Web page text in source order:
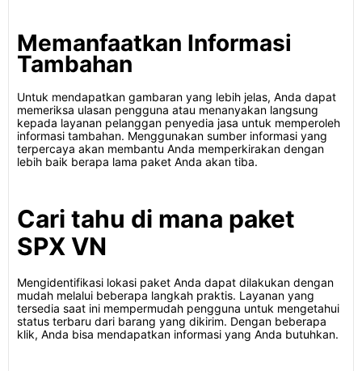
Memanfaatkan Informasi
Tambahan
Untuk mendapatkan gambaran yang lebih jelas, Anda dapat
memeriksa ulasan pengguna atau menanyakan langsung
kepada layanan pelanggan penyedia jasa untuk memperoleh
informasi tambahan. Menggunakan sumber informasi yang
terpercaya akan membantu Anda memperkirakan dengan
lebih baik berapa lama paket Anda akan tiba.
Cari tahu di mana paket
SPX VN
Mengidentifikasi lokasi paket Anda dapat dilakukan dengan
mudah melalui beberapa langkah praktis. Layanan yang
tersedia saat ini mempermudah pengguna untuk mengetahui
status terbaru dari barang yang dikirim. Dengan beberapa
klik, Anda bisa mendapatkan informasi yang Anda butuhkan.